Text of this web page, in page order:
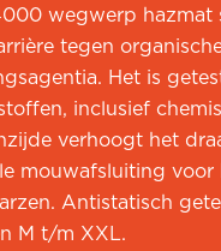
wegwerp
tegen
Het is
inclusief
verhoogt het
mouwafsluiting voor
Antistatisch
M t/m XXL.